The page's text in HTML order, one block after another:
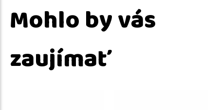
Mohlo by vás
zaujímať